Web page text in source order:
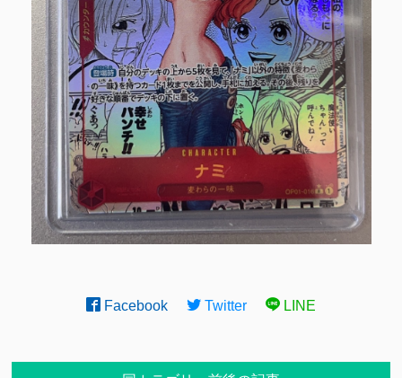
Facebook Twitter LINE